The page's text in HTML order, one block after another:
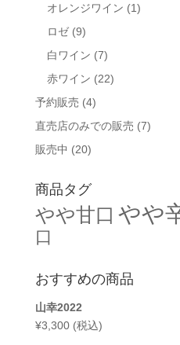
オレンジワイン (1)
ロゼ (9)
白ワイン (7)
赤ワイン (22)
予約販売 (4)
直売店のみでの販売 (7)
販売中 (20)
商品タグ
やや甘口 やや
口
おすすめの商品
山幸2022
¥3,300 (税込)